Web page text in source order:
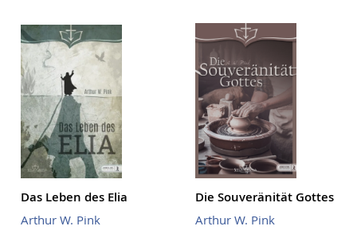
Das Leben des Elia
Arthur W. Pink
Die Souveränität Gottes
Arthur W. Pink